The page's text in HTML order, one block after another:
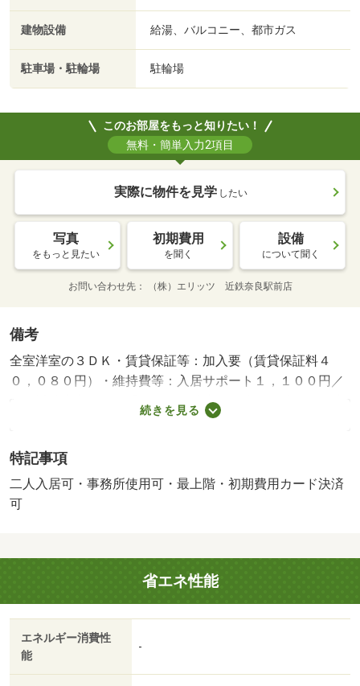
建物設備 給湯、バルコニー、都市ガス
駐車場・駐輪場 駐輪場
このお部屋をもっと知りたい！
無料・簡単入力2項目
実際に物件を見学 したい
写真
をもっと見たい
初期費用
を聞く
設備
について聞く
お問い合わせ先 （株）エリッツ 近鉄奈良駅前店
備考
全室洋室の３ＤＫ・賃貸保証等：加入要（賃貸保証料４
０，０８０円）・維持費等：入居サポート１，１００円／
月・近鉄南大阪線の浮孔駅まで徒歩１０分の物件です。駐
車場付きの３ＤＫ貸家。バストイレ別独立洗面台付きで、
ク置場：なし・駐輪場：有/ﾊｳｽｸﾘｰﾆﾝｸﾞ 33000円
続きを見る
特記事項
二人入居可・事務所使用可・最上階・初期費用カード決済
可
省エネ性能
エネルギー消費性
能
-